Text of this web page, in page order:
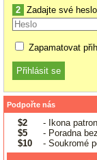
2 Zadajte své
Zapamatovat
Podpořte nás
$2
- Ikona
$5
- Poradna
$10
- Soukromé